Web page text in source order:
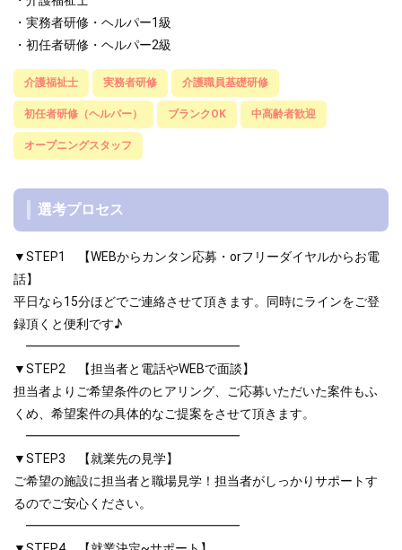
・実務者研修・ヘルパー1級
・初任者研修・ヘルパー2級
介護福祉士 実務者研修 介護職員基礎研修
初任者研修（ヘルパー） ブランクOK 中高齢者歓迎
オープニングスタッフ
選考プロセス
▼STEP1 【WEBからカンタン応募・orフリーダイヤルからお電
話】
平日なら15分ほどでご連絡させて頂きます。同時にラインをご登
録頂くと便利です♪
━━━━━━━━━━━━━━━━━
▼STEP2 【担当者と電話やWEBで面談】
担当者よりご希望条件のヒアリング、ご応募いただいた案件もふ
くめ、希望案件の具体的なご提案をさせて頂きます。
━━━━━━━━━━━━━━━━━
▼STEP3 【就業先の見学】
ご希望の施設に担当者と職場見学！担当者がしっかりサポートす
るのでご安心ください。
━━━━━━━━━━━━━━━━━